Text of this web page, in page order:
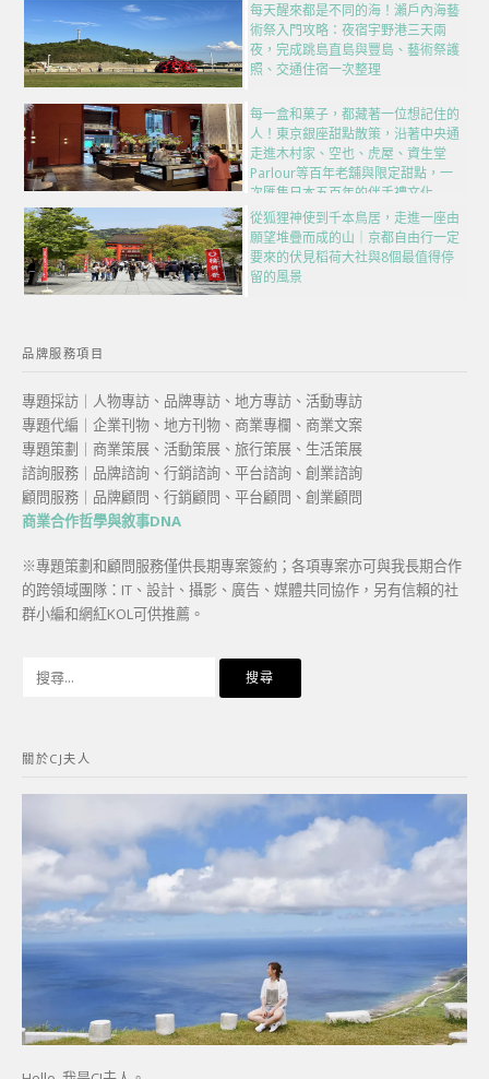
每天醒來都是不同的海！瀨戶內海藝
術祭入門攻略：夜宿宇野港三天兩
夜，完成跳島直島與豐島、藝術祭護
照、交通住宿一次整理
每一盒和菓子，都藏著一位想記住的
人！東京銀座甜點散策，沿著中央通
走進木村家、空也、虎屋、資生堂
Parlour等百年老舖與限定甜點，一
次匯集日本五百年的伴手禮文化
從狐狸神使到千本鳥居，走進一座由
願望堆疊而成的山｜京都自由行一定
要來的伏見稻荷大社與8個最值得停
留的風景
品牌服務項目
專題採訪｜人物專訪、品牌專訪、地方專訪、活動專訪
專題代編｜企業刊物、地方刊物、商業專欄、商業文案
專題策劃｜商業策展、活動策展、旅行策展、生活策展
諮詢服務｜品牌諮詢、行銷諮詢、平台諮詢、創業諮詢
顧問服務｜品牌顧問、行銷顧問、平台顧問、創業顧問
商業合作哲學與敘事DNA
※專題策劃和顧問服務僅供長期專案簽約；各項專案亦可與我長期合作
的跨領域團隊：IT、設計、攝影、廣告、媒體共同協作，另有信賴的社
群小編和網紅KOL可供推薦。
字:
關於CJ夫人